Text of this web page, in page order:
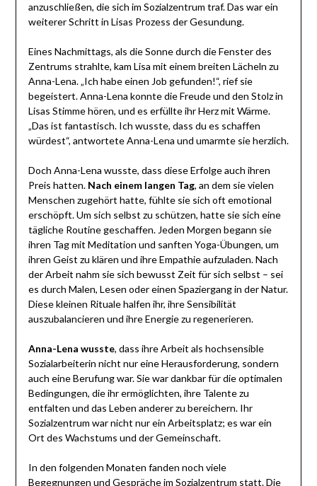
anzuschließen, die sich im Sozialzentrum traf. Das war ein
weiterer Schritt in Lisas Prozess der Gesundung.
Eines Nachmittags, als die Sonne durch die Fenster des
Zentrums strahlte, kam Lisa mit einem breiten Lächeln zu
Anna-Lena. „Ich habe einen Job gefunden!“, rief sie
begeistert. Anna-Lena konnte die Freude und den Stolz in
Lisas Stimme hören, und es erfüllte ihr Herz mit Wärme.
„Das ist fantastisch. Ich wusste, dass du es schaffen
würdest“, antwortete Anna-Lena und umarmte sie herzlich.
Doch Anna-Lena wusste, dass diese Erfolge auch ihren
Preis hatten. Nach einem langen Tag, an dem sie vielen
Menschen zugehört hatte, fühlte sie sich oft emotional
erschöpft. Um sich selbst zu schützen, hatte sie sich eine
tägliche Routine geschaffen. Jeden Morgen begann sie
ihren Tag mit Meditation und sanften Yoga-Übungen, um
ihren Geist zu klären und ihre Empathie aufzuladen. Nach
der Arbeit nahm sie sich bewusst Zeit für sich selbst – sei
es durch Malen, Lesen oder einen Spaziergang in der Natur.
Diese kleinen Rituale halfen ihr, ihre Sensibilität
auszubalancieren und ihre Energie zu regenerieren.
Anna-Lena wusste, dass ihre Arbeit als hochsensible
Sozialarbeiterin nicht nur eine Herausforderung, sondern
auch eine Berufung war. Sie war dankbar für die optimalen
Bedingungen, die ihr ermöglichten, ihre Talente zu
entfalten und das Leben anderer zu bereichern. Ihr
Sozialzentrum war nicht nur ein Arbeitsplatz; es war ein
Ort des Wachstums und der Gemeinschaft.
In den folgenden Monaten fanden noch viele
Begegnungen und Gespräche im Sozialzentrum statt. Die